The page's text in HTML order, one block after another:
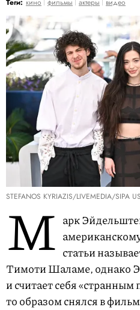
Теги: кино фильмы актеры видео
STEFANOS KYRIAZIS/LIVEMEDIA/SIPA
М арк
статьи
Тимоти Шаламе, однако
и считает себя
то образом снялся в